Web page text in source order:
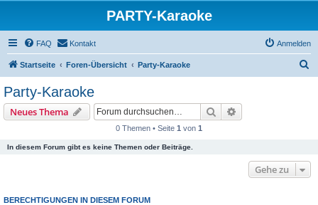
PARTY-Karaoke
FAQ Kontakt Anmelden
Startseite Foren-Übersicht Party-Karaoke
Party-Karaoke
Neues Thema Suche
0 Themen • Seite 1 von 1
In diesem Forum gibt es keine Themen oder Beiträge.
Gehe zu
BERECHTIGUNGEN IN DIESEM FORUM